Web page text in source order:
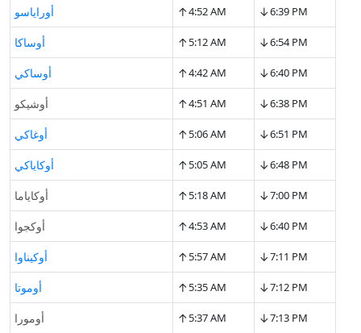
أوراياسو ↑4:52 AM ↓6:39 PM
أوساكا ↑5:12 AM ↓6:54 PM
أوساكي ↑4:42 AM ↓6:40 PM
أوشيكو ↑4:51 AM ↓6:38 PM
أوغاكي ↑5:06 AM ↓6:51 PM
أوكاياكي ↑5:05 AM ↓6:48 PM
أوكاياما ↑5:18 AM ↓7:00 PM
أوكجوا ↑4:53 AM ↓6:40 PM
أوكيناوا ↑5:57 AM ↓7:11 PM
أوموتا ↑5:35 AM ↓7:12 PM
أومورا ↑5:37 AM ↓7:13 PM